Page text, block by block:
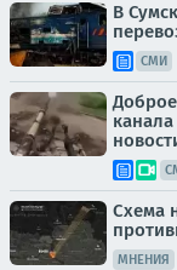
В
СМИ
Схема
МНЕНИЯ